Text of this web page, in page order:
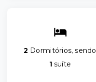
2 Dormitórios, sendo
1 suíte